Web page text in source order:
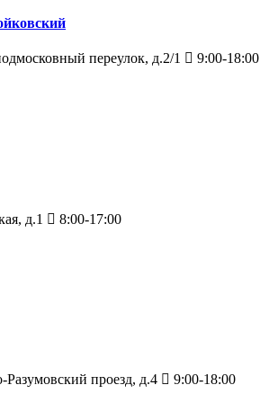
переулок, д.2/1 9:00-18:00
д.1 8:00-17:00
проезд, д.4 9:00-18:00